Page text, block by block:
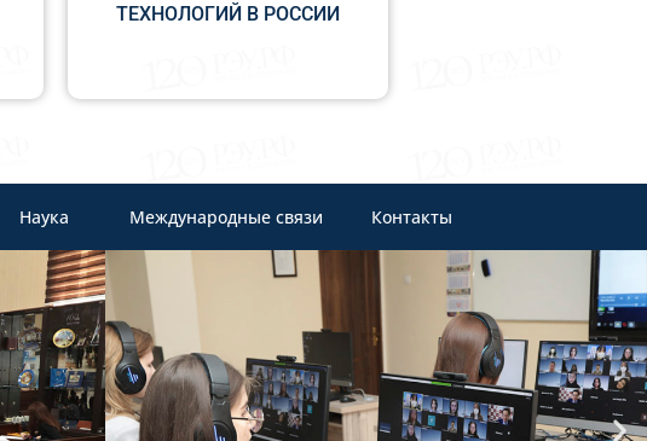
ТЕХНОЛОГИЙ В РОССИИ
Наука Международные связи Контакты